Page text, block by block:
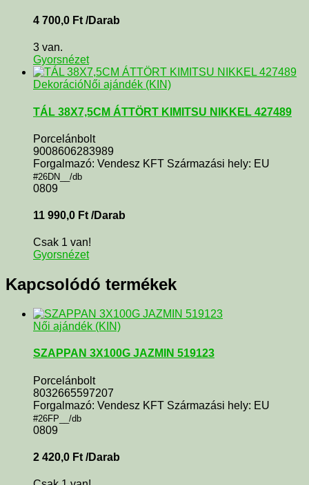
4 700,0 Ft /Darab
3 van.
Gyorsnézet
DekorációNői ajándék (KIN)
TÁL 38X7,5CM ÁTTÖRT KIMITSU NIKKEL 427489
Porcelánbolt
9008606283989
Forgalmazó: Vendesz KFT Származási hely: EU
#26DN__/db
0809
11 990,0 Ft /Darab
Csak 1 van!
Gyorsnézet
Kapcsolódó termékek
Női ajándék (KIN)
SZAPPAN 3X100G JAZMIN 519123
Porcelánbolt
8032665597207
Forgalmazó: Vendesz KFT Származási hely: EU
#26FP__/db
0809
2 420,0 Ft /Darab